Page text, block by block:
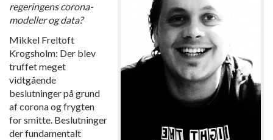
regeringens corona-
modeller og data?
Mikkel Freltoft
Krogsholm: Der blev
truffet meget
vidtgående
beslutninger på grund
af corona og frygten
for smitte. Beslutninger
der fundamentalt